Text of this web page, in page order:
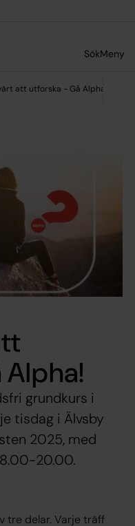
SökMeny
att utforska - Gå Alpha!
grundkurs i
tisdag i Älvsby
2025, med
20.00.
tre delar. Varje träff